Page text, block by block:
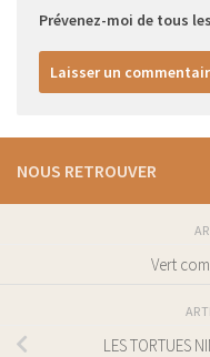
Prévenez-moi de tous
NOUS RETROUVER
Vert
LES TORTUES